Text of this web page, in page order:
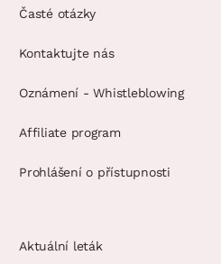
Časté otázky
Kontaktujte nás
Oznámení - Whistleblowing
Affiliate program
Prohlášení o přístupnosti
Aktuální leták